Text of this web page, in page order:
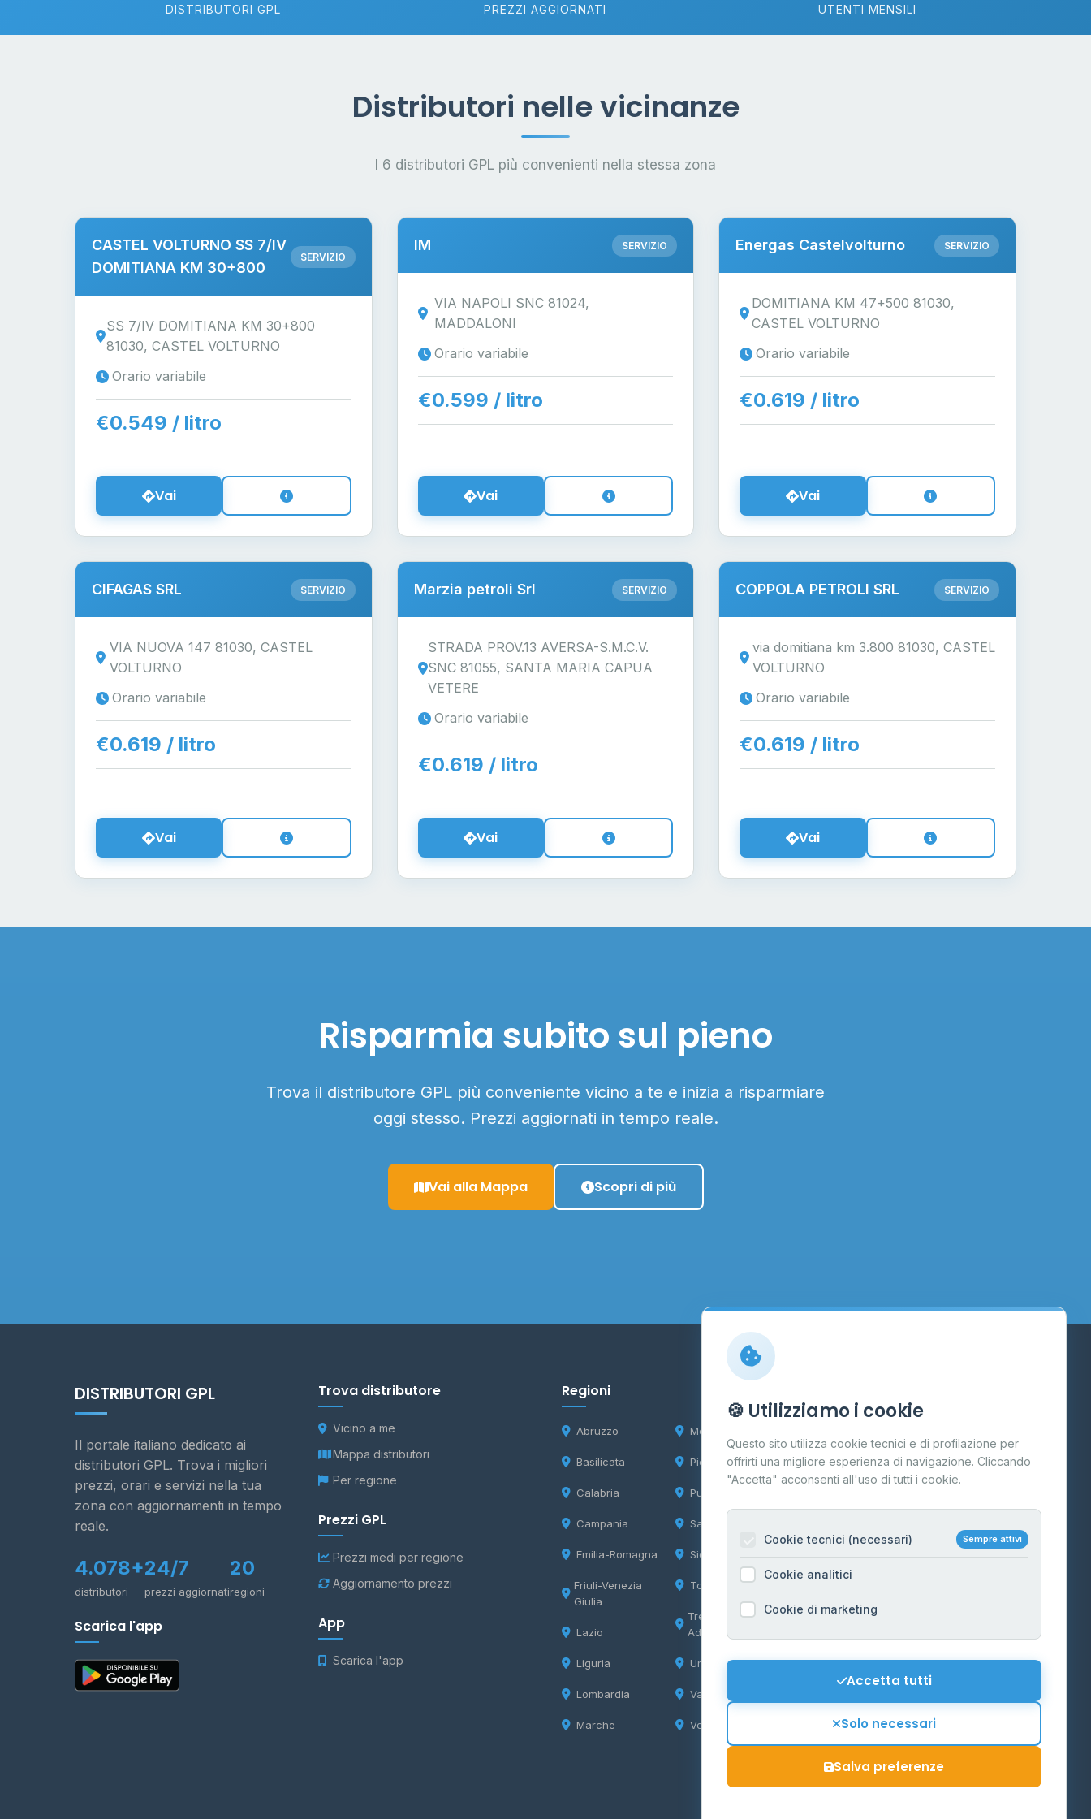
DISTRIBUTORI GPL PREZZI AGGIORNATI UTENTI MENSILI
Distributori nelle vicinanze
I 6 distributori GPL più convenienti nella stessa zona
CASTEL VOLTURNO SS 7/IV
DOMITIANA KM 30+800
SERVIZIO
SS 7/IV DOMITIANA KM 30+800
81030, CASTEL VOLTURNO
Orario variabile
€0.549 / litro
Vai
IM SERVIZIO
VIA NAPOLI SNC 81024,
MADDALONI
Orario variabile
€0.599 / litro
Vai
Energas Castelvolturno SERVIZIO
DOMITIANA KM 47+500 81030,
CASTEL VOLTURNO
Orario variabile
€0.619 / litro
Vai
CIFAGAS SRL SERVIZIO
VIA NUOVA 147 81030, CASTEL
VOLTURNO
Orario variabile
€0.619 / litro
Vai
Marzia petroli Srl SERVIZIO
STRADA PROV.13 AVERSA-S.M.C.V.
SNC 81055, SANTA MARIA CAPUA
VETERE
Orario variabile
€0.619 / litro
Vai
COPPOLA PETROLI SRL SERVIZIO
via domitiana km 3.800 81030, CASTEL
VOLTURNO
Orario variabile
€0.619 / litro
Vai
Risparmia subito sul pieno
Trova il distributore GPL più conveniente vicino a te e inizia a risparmiare
oggi stesso. Prezzi aggiornati in tempo reale.
Vai alla Mappa Scopri di più
DISTRIBUTORI GPL
Il portale italiano dedicato ai
distributori GPL. Trova i migliori
prezzi, orari e servizi nella tua
zona con aggiornamenti in tempo
reale.
4.078+
distributori
24/7
prezzi aggiornati
20
regioni
Scarica l'app
Trova distributore
Vicino a me
Mappa distributori
Per regione
Prezzi GPL
Prezzi medi per regione
Aggiornamento prezzi
App
Scarica l'app
Regioni
Abruzzo
Basilicata
Calabria
Campania
Emilia-Romagna
Friuli-Venezia
Giulia
Lazio
Liguria
Lombardia
Marche
Molise
Piemonte
Puglia
Sardegna
Sicilia
Toscana
Trentino-Alto
Adige
Umbria
Valle d'Aosta
Veneto
Contatti
Per gestori
Informazioni legali
Privacy Policy
Cookie Policy
Mappa del sito
Contattaci
🍪 Utilizziamo i cookie
Questo sito utilizza cookie tecnici e di profilazione per
offrirti una migliore esperienza di navigazione. Cliccando
"Accetta" acconsenti all'uso di tutti i cookie.
Cookie tecnici (necessari) Sempre attivi
Cookie analitici
Cookie di marketing
Accetta tutti
Solo necessari
Salva preferenze